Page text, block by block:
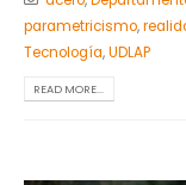
parametricismo,
Tecnología,UDLAP
READ MORE...